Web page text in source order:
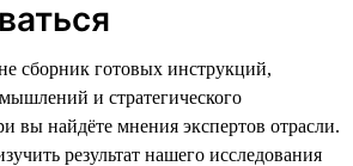
сборник готовых инструкций,
и стратегического
вы найдёте мнения экспертов отрасли.
результат нашего исследования